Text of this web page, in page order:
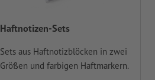
Haftnotizen-Sets
Sets aus Haftnotizblöcken in zwei
Größen und farbigen Haftmarkern.